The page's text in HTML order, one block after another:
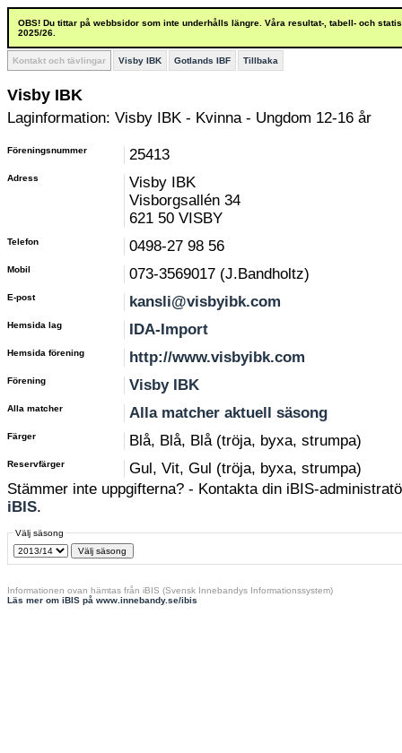
OBS! Du tittar på webbsidor som inte underhålls längre. Våra resultat-, tabell- och
2025/26.
Kontakt och tävlingar Visby IBK Gotlands IBF Tillbaka
Visby IBK
Laginformation: Visby IBK - Kvinna - Ungdom 12-16 år
Föreningsnummer 25413
Adress
Visby IBK
Visborgsallén 34
621 50 VISBY
Telefon 0498-27 98 56
Mobil 073-3569017 (J.Bandholtz)
E-post kansli@visbyibk.com
Hemsida lag IDA-Import
Hemsida förening http://www.visbyibk.com
Förening Visby IBK
Alla matcher Alla matcher aktuell säsong
Färger Blå, Blå, Blå (tröja, byxa, strumpa)
Reservfärger
Gul, Vit, Gul (tröja, byxa, strumpa)
Stämmer inte uppgifterna? - Kontakta din iBIS-
iBIS.
Välj säsong
Informationen ovan hämtas från iBIS (Svensk Innebandys Informationssystem)
Läs mer om iBIS på www.innebandy.se/ibis